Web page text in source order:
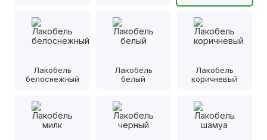
Лакобель
белоснежный
Лакобель
белый
Лакобель
коричневый